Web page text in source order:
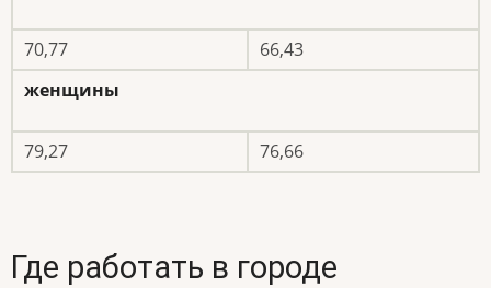
70,77
66,43
женщины
79,27 76,66
Где работать в городе